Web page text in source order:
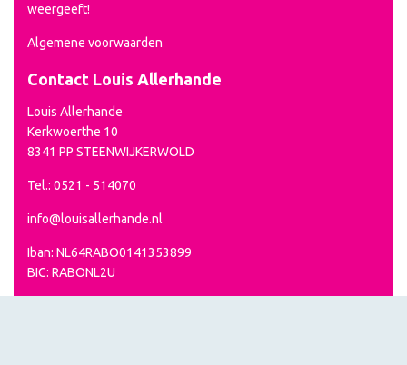
weergeeft!
Algemene voorwaarden
Contact Louis Allerhande
Louis Allerhande
Kerkwoerthe 10
8341 PP STEENWIJKERWOLD
Tel.: 0521 - 514070
info@louisallerhande.nl
Iban: NL64RABO0141353899
BIC: RABONL2U